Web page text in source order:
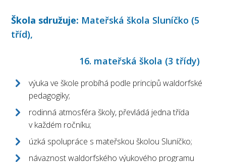
Škola sdružuje: Mateřská škola Sluníčko (5
tříd),
16. mateřská škola (3 třídy)
výuka ve škole probíhá podle principů waldorfské
pedagogiky;
rodinná atmosféra školy, převládá jedna třída
v každém ročníku;
úzká spolupráce s mateřskou školou Sluníčko;
návaznost waldorfského výukového programu